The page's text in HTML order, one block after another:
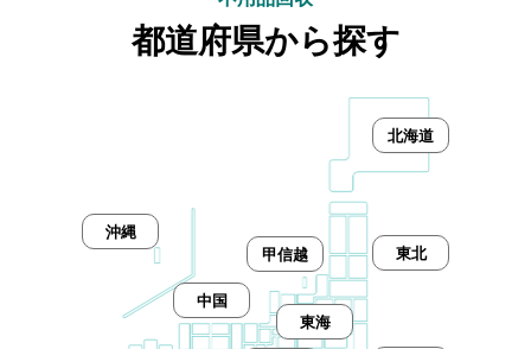
利島村 新島村 神津島村
三宅島三宅村
御蔵島村
八丈島八丈町 青ヶ島村 小笠原村
都道府県から探す
北海道
東北
甲信越
東海
中国
沖縄